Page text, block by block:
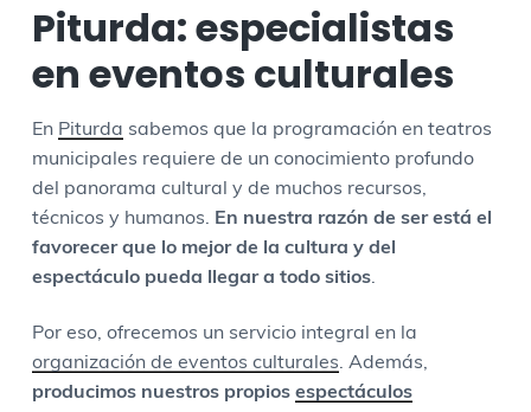
Piturda: especialistas
en eventos culturales
En Piturda sabemos que la programación en teatros
municipales requiere de un conocimiento profundo
del panorama cultural y de muchos recursos,
técnicos y humanos. En nuestra razón de ser está el
favorecer que lo mejor de la cultura y del
espectáculo pueda llegar a todo sitios.
Por eso, ofrecemos un servicio integral en la
organización de eventos culturales. Además,
producimos nuestros propios espectáculos